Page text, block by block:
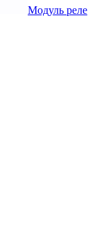
Модуль реле